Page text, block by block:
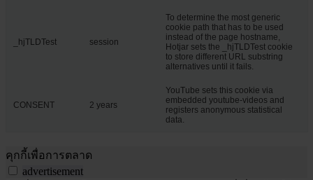
_hjTLDTest session
To determine the most generic
cookie path that has to be used
instead of the page hostname,
Hotjar sets the _hjTLDTest cookie
to store different URL substring
alternatives until it fails.
CONSENT 2 years
YouTube sets this cookie via
embedded youtube-videos and
registers anonymous statistical
data.
คุกกี้เพื่อการตลาด
advertisement